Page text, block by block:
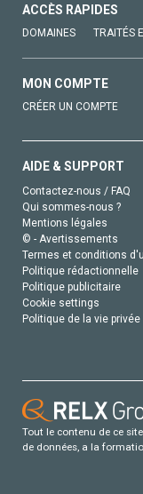
ACCÈS RAPIDES
DOMAINES TRAITÉS
MON COMPTE
CRÉER UN COMPTE
AIDE & SUPPORT
Contactez-nous / FAQ
Qui sommes-nous ?
Mentions légales
© - Avertissements
Termes et conditions
Politique rédactionnelle
Politique publicitaire
Cookie settings
Politique de la vie privée
Tout le contenu de ce
de données, a la